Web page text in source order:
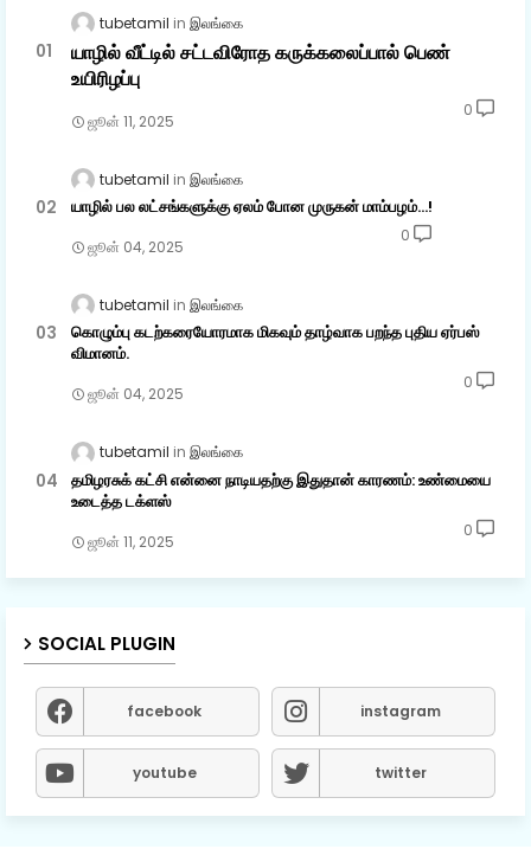
tubetamil இலங்கை
யாழில் வீட்டில் சட்டவிரோத கருக்கலைப்பால் பெண்
உயிரிழப்பு
ஜூன் 11, 2025
0
tubetamil இலங்கை
யாழில் பல லட்சங்களுக்கு ஏலம் போன முருகன் மாம்பழம்...!
ஜூன் 04, 2025
0
tubetamil இலங்கை
கொழும்பு கடற்கரையோரமாக மிகவும் தாழ்வாக பறந்த புதிய ஏர்பஸ்
விமானம்.
ஜூன் 04, 2025
0
tubetamil இலங்கை
தமிழரசுக் கட்சி என்னை நாடியதற்கு இதுதான் காரணம்: உண்மையை
உடைத்த டக்ளஸ்
ஜூன் 11, 2025
0
SOCIAL PLUGIN
facebook instagram
youtube twitter